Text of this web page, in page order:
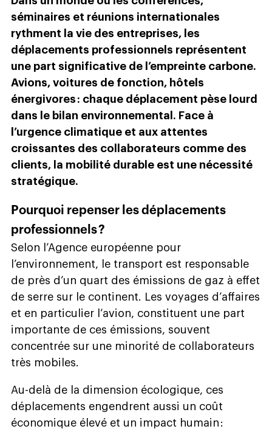
séminaires et réunions internationales
rythment la vie des entreprises, les
déplacements professionnels représentent
une part significative de l’empreinte carbone.
Avions, voitures de fonction, hôtels
énergivores : chaque déplacement pèse lourd
dans le bilan environnemental. Face à
l’urgence climatique et aux attentes
croissantes des collaborateurs comme des
clients, la mobilité durable est une nécessité
stratégique.
Pourquoi repenser les déplacements
professionnels ?
Selon l’Agence européenne pour
l’environnement, le transport est responsable
de près d’un quart des émissions de gaz à effet
de serre sur le continent. Les voyages d’affaires
et en particulier l’avion, constituent une part
importante de ces émissions, souvent
concentrée sur une minorité de collaborateurs
très mobiles.
Au-delà de la dimension écologique, ces
déplacements engendrent aussi un coût
économique élevé et un impact humain :